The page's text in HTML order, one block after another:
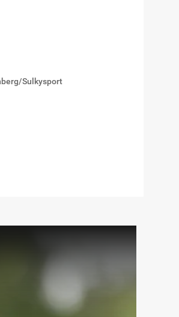
Sulkysport